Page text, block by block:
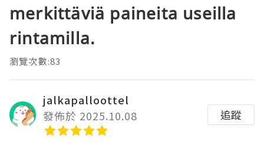
merkittäviä paineita useilla
rintamilla.
瀏覽次數:83
jalkapalloottel
發佈於 2025.10.08
追蹤